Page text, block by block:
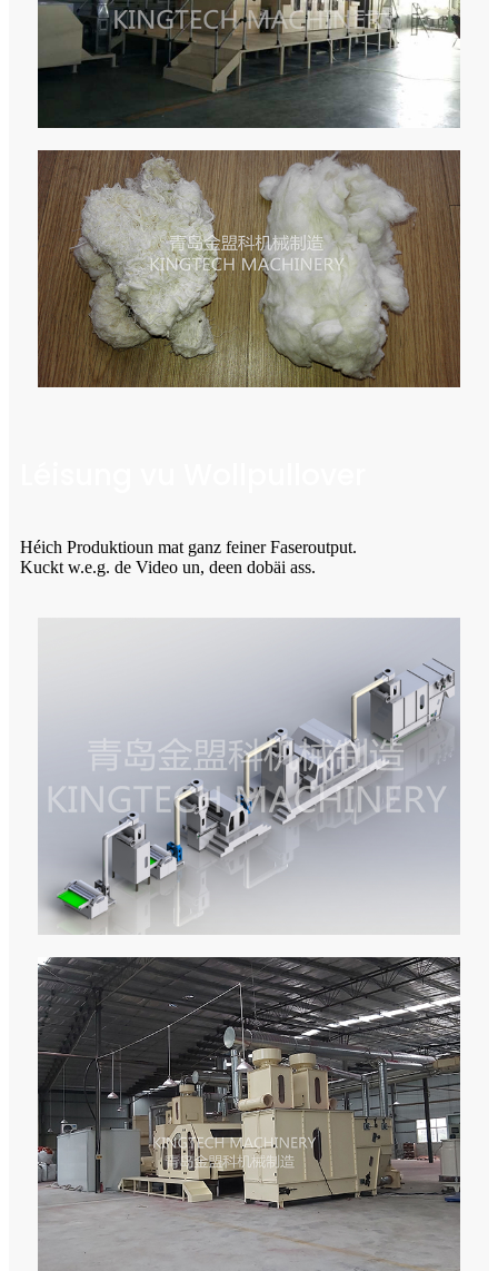
Héich Produktioun mat ganz feiner Faseroutput.
Kuckt w.e.g. de Video un, deen dobäi ass.